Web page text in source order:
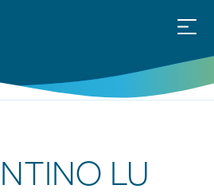
LU